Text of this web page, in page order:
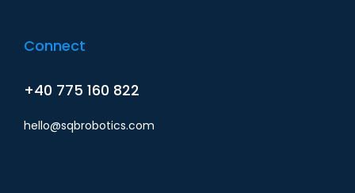
Connect
+40 775 160 822
hello@sqbrobotics.com